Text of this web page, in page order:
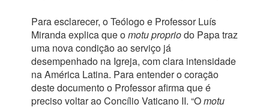
Para esclarecer, o Teólogo e Professor Luís
Miranda explica que omotu propriodo Papa traz
uma nova condição ao serviço já
desempenhado na Igreja, com clara intensidade
na América Latina. Para entender o coração
deste documento o Professor afirma que é
preciso voltar ao Concílio Vaticano II. “Omotu